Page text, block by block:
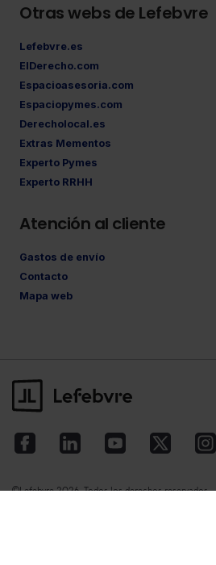
Otras webs de Lefebvre
Lefebvre.es
ElDerecho.com
Espacioasesoria.com
Espaciopymes.com
Derecholocal.es
Extras Mementos
Experto Pymes
Experto RRHH
Atención al cliente
Gastos de envío
Contacto
Mapa web
©Lefebvre2026. Todos los derechos reservados.